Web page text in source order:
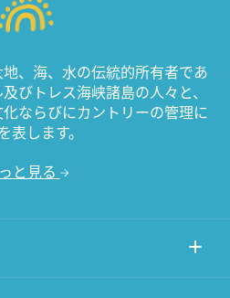
、海、水の伝統的所有者であ
びトレス海峡諸島の人々と、
ならびにカントリーの管理に
表します。
と見る